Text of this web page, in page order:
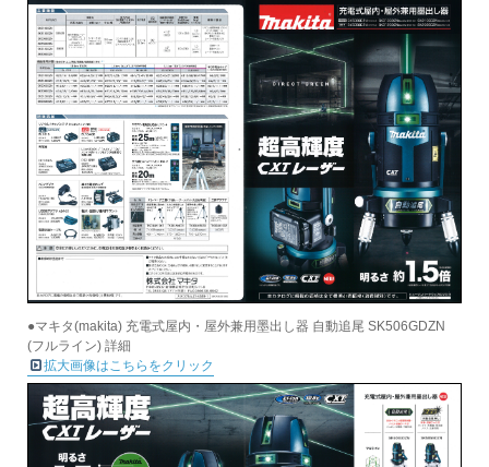
●マキタ(makita) 充電式屋内・屋外兼用墨出し器 自動追尾 SK506GDZN
(フルライン) 詳細
拡大画像はこちらをクリック